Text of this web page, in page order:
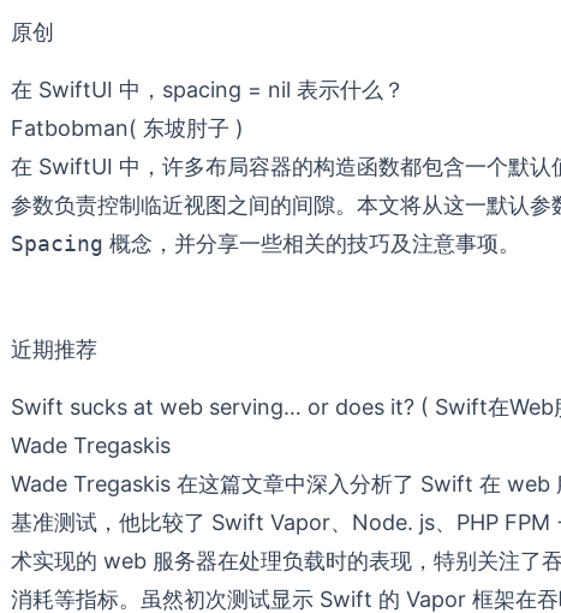
原创
在 SwiftUI 中，spacing = nil 表示什么？
Fatbobman( 东坡肘子 )
在 SwiftUI 中，许多布局容器的构造函数都包含一个默认
参数负责控制临近视图之间的间隙。本文将从这一默认
Spacing 概念，并分享一些相关的技巧及注意事项。
近期推荐
Swift sucks at web serving… or does it? ( Swift在Web
Wade Tregaskis
Wade Tregaskis 在这篇文章中深入分析了 Swift 在 web
基准测试，他比较了 Swift Vapor、Node. js、PHP
术实现的 web 服务器在处理负载时的表现，特别关注了
消耗等指标。虽然初次测试显示 Swift 的 Vapor 框架在吞